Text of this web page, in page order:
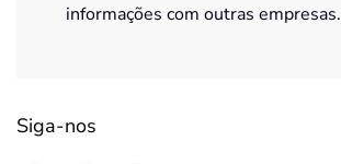
informações com outras empresas.
Siga-nos